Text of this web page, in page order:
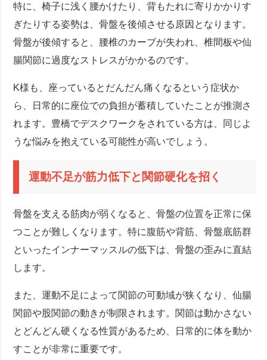
特に、椅子に浅く腰かけたり、背もたれに寄りかかりす
ぎたりする姿勢は、骨盤を後傾させる原因となります。
骨盤が後傾すると、腰椎のカーブが失われ、椎間板や仙
腸関節に過度なストレスがかかるのです。
K様も、座っているとだんだん痛くなるという症状か
ら、日常的に座位での負担が蓄積していたことが推測さ
れます。豊橋でデスクワークをされている方は、同じよ
うな悩みを抱えている可能性が高いでしょう。
運動不足が筋力低下と関節硬化を招く
骨盤を支える筋肉が弱くなると、骨盤の位置を正常に保
つことが難しくなります。特に腹筋や背筋、骨盤底筋群
といったインナーマッスルの低下は、骨盤の歪みに直結
します。
また、運動不足によって関節の可動域が狭くなり、仙腸
関節や股関節の動きが制限されます。関節は動かさない
とどんどん硬くなる性質があるため、日常的に体を動か
すことが非常に重要です。